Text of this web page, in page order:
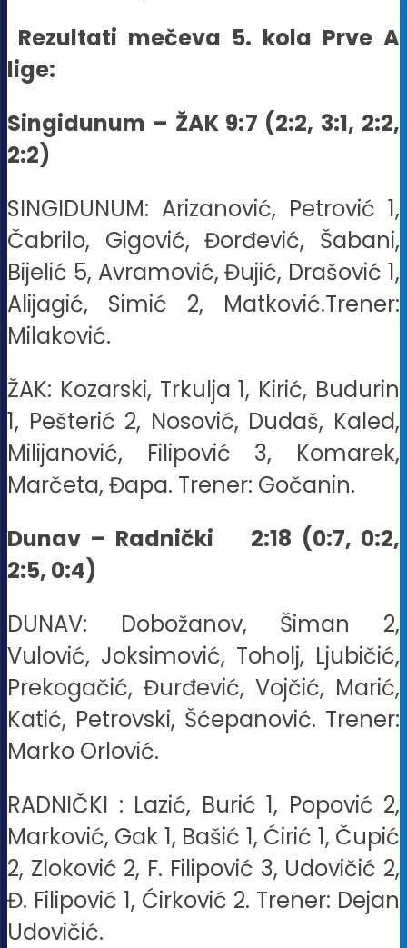
Rezultati mečeva 5. kola Prve A
lige:
Singidunum – ŽAK 9:7 (2:2, 3:1, 2:2,
2:2)
SINGIDUNUM: Arizanović, Petrović 1,
Čabrilo, Gigović, Đorđević, Šabani,
Bijelić 5, Avramović, Đujić, Drašović 1,
Alijagić, Simić 2, Matković.Trener:
Milaković.
ŽAK: Kozarski, Trkulja 1, Kirić, Budurin
1, Pešterić 2, Nosović, Dudaš, Kaled,
Milijanović, Filipović 3, Komarek,
Marčeta, Đapa. Trener: Gočanin.
Dunav – Radnički 2:18 (0:7, 0:2,
2:5, 0:4)
DUNAV: Dobožanov, Šiman 2,
Vulović, Joksimović, Toholj, Ljubičić,
Prekogačić, Đurđević, Vojčić, Marić,
Katić, Petrovski, Šćepanović. Trener:
Marko Orlović.
RADNIČKI : Lazić, Burić 1, Popović 2,
Marković, Gak 1, Bašić 1, Ćirić 1, Čupić
2, Zloković 2, F. Filipović 3, Udovičić 2,
Đ. Filipović 1, Ćirković 2. Trener: Dejan
Udovičić.